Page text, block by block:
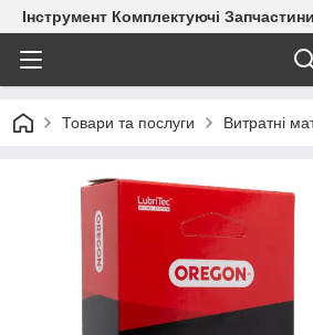
Інструмент Комплектуючі Запчастини
Товари та послуги Витратні